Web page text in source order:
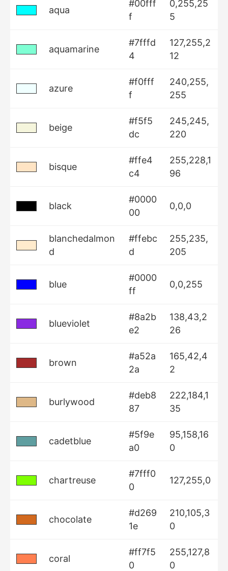
aqua
#00fff
f
0,255,25
5
aquamarine
#7fffd
4
127,255,2
12
azure
#f0fff
f
240,255,
255
beige
#f5f5
dc
245,245,
220
bisque
#ffe4
c4
255,228,1
96
black
#0000
00
0,0,0
blanchedalmon
d
#ffebc
d
255,235,
205
blue
#0000
ff
0,0,255
blueviolet
#8a2b
e2
138,43,2
26
brown
#a52a
2a
165,42,4
2
burlywood
#deb8
87
222,184,1
35
cadetblue
#5f9e
a0
95,158,16
0
chartreuse
#7fff0
0
127,255,0
chocolate
#d269
1e
210,105,3
0
coral
#ff7f5
0
255,127,8
0